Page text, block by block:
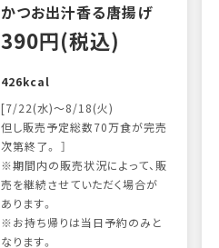
かつお出汁香る唐揚げ
390円(税込)
426kcal
[7/22(水)～8/18(火)
但し販売予定総数70万食が完売
次第終了。 ］
※期間内の販売状況によって、販
売を継続させていただく場合が
あります。
※お持ち帰りは当日予約のみと
なります。